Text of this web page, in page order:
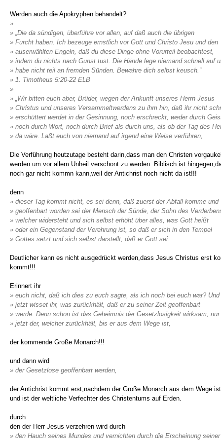
Werden auch die Apokryphen behandelt?
»
» „Die da sündigen, überführe vor allen, auf daß auch die übrigen
» Furcht haben. Ich bezeuge ernstlich vor Gott und Christo Jesu und den
» auserwählten Engeln, daß du diese Dinge ohne Vorurteil beobachtest,
» indem du nichts nach Gunst tust. Die Hände lege niemand schnell auf
» habe nicht teil an fremden Sünden. Bewahre dich selbst keusch.“
» ‭‭1. Timotheus‬ ‭5:20-22‬ ‭ELB‬‬
»
» „Wir bitten euch aber, Brüder, wegen der Ankunft unseres Herrn Jesus
» Christus und unseres Versammeltwerdens zu ihm hin, daß ihr nicht
» erschüttert werdet in der Gesinnung, noch erschreckt, weder durch
» noch durch Wort, noch durch Brief als durch uns, als ob der Tag des
» da wäre. Laßt euch von niemand auf irgend eine Weise verführen,
Die Verführung heutzutage besteht darin,dass man den Christen
werden um vor allem Unheil verschont zu werden. Biblisch ist
noch gar nicht kommn kann,weil der Antichrist noch nicht da ist!!!
denn
» dieser Tag kommt nicht, es sei denn, daß zuerst der Abfall komme und
» geoffenbart worden sei der Mensch der Sünde, der Sohn des
» welcher widersteht und sich selbst erhöht über alles, was Gott heißt
» oder ein Gegenstand der Verehrung ist, so daß er sich in den Tempel
» Gottes setzt und sich selbst darstellt, daß er Gott sei.
Deutlicher kann es nicht ausgedrückt werden,dass Jesus Christus erst
kommt!!!
Erinnert ihr
» euch nicht, daß ich dies zu euch sagte, als ich noch bei euch war? Und
» jetzt wisset ihr, was zurückhält, daß er zu seiner Zeit geoffenbart
» werde. Denn schon ist das Geheimnis der Gesetzlosigkeit wirksam;
» jetzt der, welcher zurückhält, bis er aus dem Wege ist,
der kommende Große Monarch!!!
und dann wird
» der Gesetzlose geoffenbart werden,
der Antichrist kommt erst,nachdem der Große Monarch aus dem Wege
und ist der weltliche Verfechter des Christentums auf Erden.
durch
den der Herr Jesus verzehren wird durch
» den Hauch seines Mundes und vernichten durch die Erscheinung seiner